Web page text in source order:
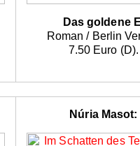
Das goldene
Roman / Berlin
7.50 Euro (D).
Núria Masot: